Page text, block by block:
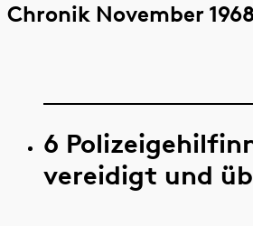
Chronik November
6
vereidigt und